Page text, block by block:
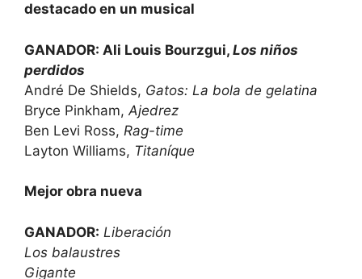
destacado en un musical
GANADOR: Ali Louis Bourzgui, Los niños
perdidos
André De Shields, Gatos: La bola de gelatina
Bryce Pinkham, Ajedrez
Ben Levi Ross, Rag-time
Layton Williams, Titaníque
Mejor obra nueva
GANADOR: Liberación
Los balaustres
Gigante